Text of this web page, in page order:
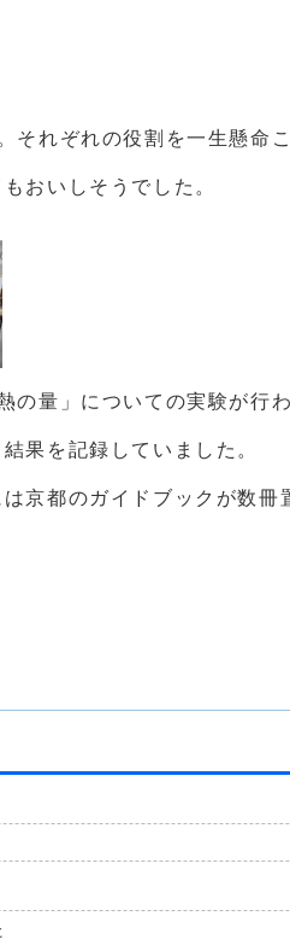
れぞれの役割を一生懸命こ
おいしそうでした。
量」についての実験が行
果を記録していました。
京都のガイドブックが数冊